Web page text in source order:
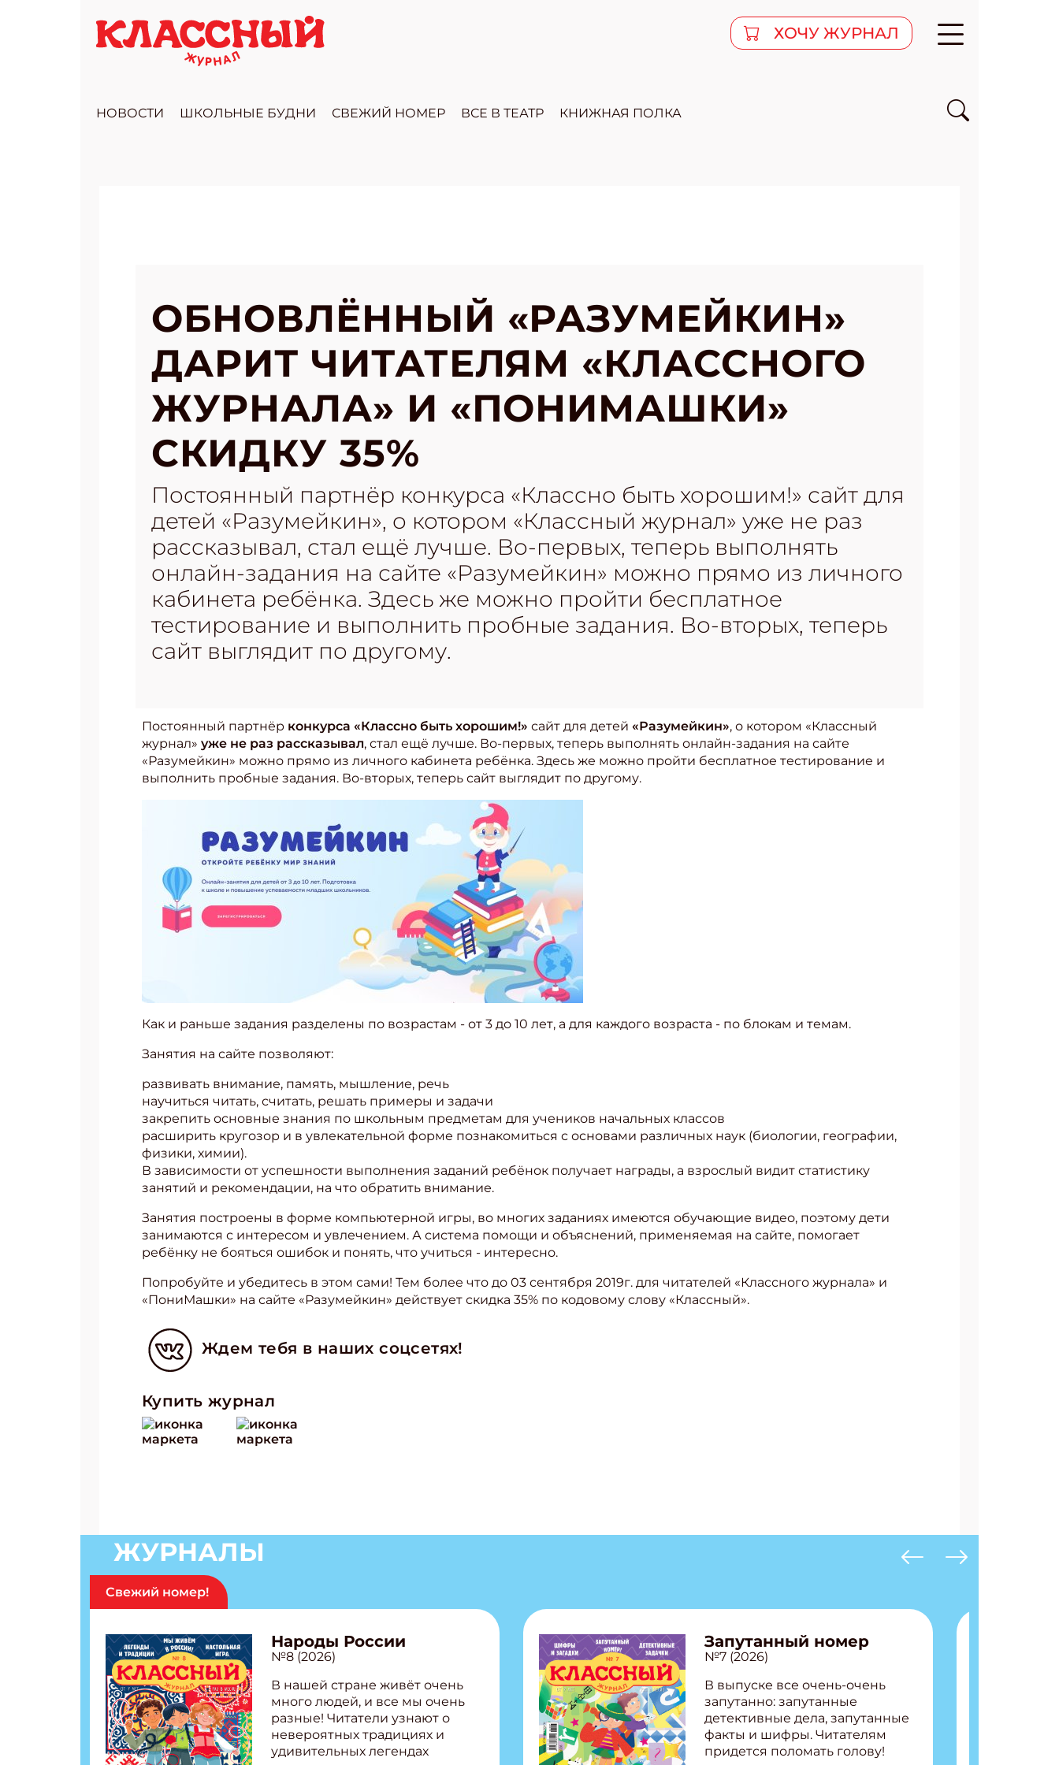
ХОЧУ ЖУРНАЛ
НОВОСТИ ШКОЛЬНЫЕ БУДНИ СВЕЖИЙ НОМЕР ВСЕ В ТЕАТР КНИЖНАЯ ПОЛКА
ОБНОВЛЁННЫЙ «РАЗУМЕЙКИН»
ДАРИТ ЧИТАТЕЛЯМ «КЛАССНОГО
ЖУРНАЛА» И «ПОНИМАШКИ»
СКИДКУ 35%
Постоянный партнёр конкурса «Классно быть хорошим!» сайт для
детей «Разумейкин», о котором «Классный журнал» уже не раз
рассказывал, стал ещё лучше. Во-первых, теперь выполнять
онлайн-задания на сайте «Разумейкин» можно прямо из личного
кабинета ребёнка. Здесь же можно пройти бесплатное
тестирование и выполнить пробные задания. Во-вторых, теперь
сайт выглядит по другому.
Постоянный партнёр конкурса «Классно быть хорошим!» сайт для детей «Разумейкин», о котором «Классный
журнал» уже не раз рассказывал, стал ещё лучше. Во-первых, теперь выполнять онлайн-задания на сайте
«Разумейкин» можно прямо из личного кабинета ребёнка. Здесь же можно пройти бесплатное тестирование и
выполнить пробные задания. Во-вторых, теперь сайт выглядит по другому.
Как и раньше задания разделены по возрастам - от 3 до 10 лет, а для каждого возраста - по блокам и темам.
Занятия на сайте позволяют:
развивать внимание, память, мышление, речь
научиться читать, считать, решать примеры и задачи
закрепить основные знания по школьным предметам для учеников начальных классов
расширить кругозор и в увлекательной форме познакомиться с основами различных наук (биологии, географии,
физики, химии).
В зависимости от успешности выполнения заданий ребёнок получает награды, а взрослый видит статистику
занятий и рекомендации, на что обратить внимание.
Занятия построены в форме компьютерной игры, во многих заданиях имеются обучающие видео, поэтому дети
занимаются с интересом и увлечением. А система помощи и объяснений, применяемая на сайте, помогает
ребёнку не бояться ошибок и понять, что учиться - интересно.
Попробуйте и убедитесь в этом сами! Тем более что до 03 сентября 2019г. для читателей «Классного журнала» и
«ПониМашки» на сайте «Разумейкин» действует скидка 35% по кодовому слову «Классный».
Ждем тебя в наших соцсетях!
Купить журнал
ЖУРНАЛЫ
Свежий номер!
Народы России
№8 (2026)
В нашей стране живёт очень
много людей, и все мы очень
разные! Читатели узнают о
невероятных традициях и
удивительных легендах
Запутанный номер
№7 (2026)
В выпуске все очень-очень
запутанно: запутанные
детективные дела, запутанные
факты и шифры. Читателям
придется поломать голову!